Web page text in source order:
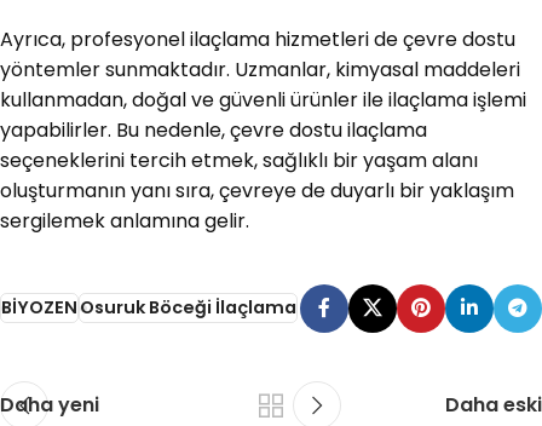
Ayrıca, profesyonel ilaçlama hizmetleri de çevre dostu
yöntemler sunmaktadır. Uzmanlar, kimyasal maddeleri
kullanmadan, doğal ve güvenli ürünler ile ilaçlama işlemi
yapabilirler. Bu nedenle, çevre dostu ilaçlama
seçeneklerini tercih etmek, sağlıklı bir yaşam alanı
oluşturmanın yanı sıra, çevreye de duyarlı bir yaklaşım
sergilemek anlamına gelir.
BİYOZENOsuruk Böceği İlaçlama
Daha yeni Daha eski